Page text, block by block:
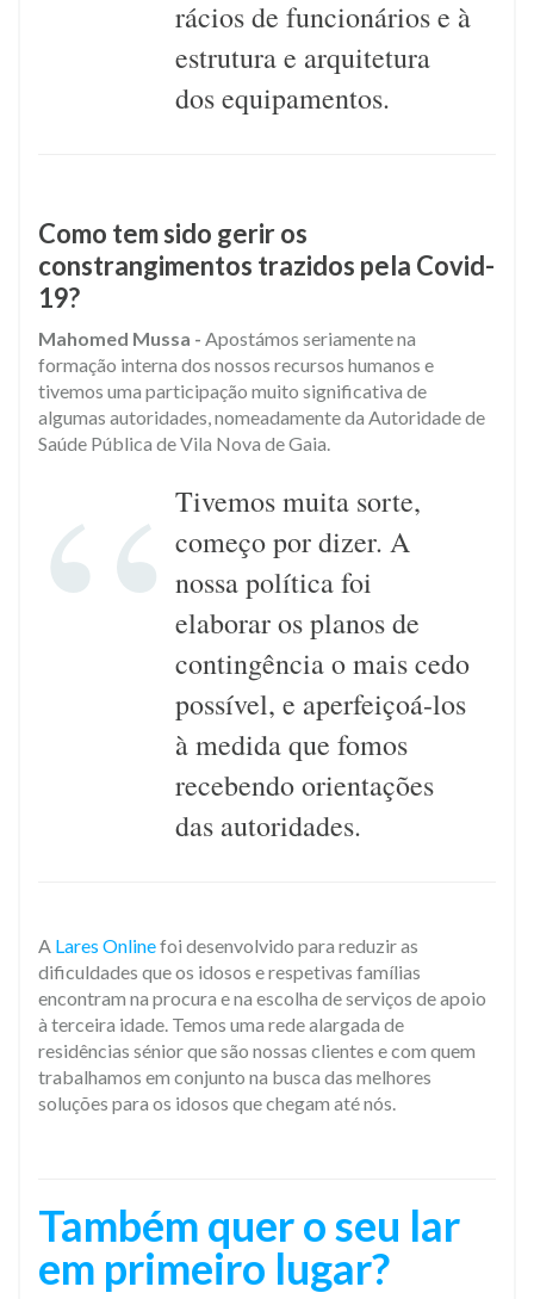
rácios de funcionários e à
estrutura e arquitetura
dos equipamentos.
Como tem sido gerir os
constrangimentos trazidos pela Covid-
19?
Mahomed Mussa - Apostámos seriamente na
formação interna dos nossos recursos humanos e
tivemos uma participação muito significativa de
algumas autoridades, nomeadamente da Autoridade de
Saúde Pública de Vila Nova de Gaia.
Tivemos muita sorte,
começo por dizer. A
nossa política foi
elaborar os planos de
contingência o mais cedo
possível, e aperfeiçoá-los
à medida que fomos
recebendo orientações
das autoridades.
A Lares Onlinefoi desenvolvido para reduzir as
dificuldades que os idosos e respetivas famílias
encontram na procura e na escolha de serviços de apoio
à terceira idade. Temos uma rede alargada de
residências sénior que são nossas clientes e com quem
trabalhamos em conjunto na busca das melhores
soluções para os idosos que chegam até nós.
Também quer o seu lar
em primeiro lugar?